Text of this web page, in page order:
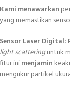
Kami menawarkan
yang memastikan
Sensor Laser Digital:
light scatteringuntuk
fitur inimenjamin
mengukur partikel